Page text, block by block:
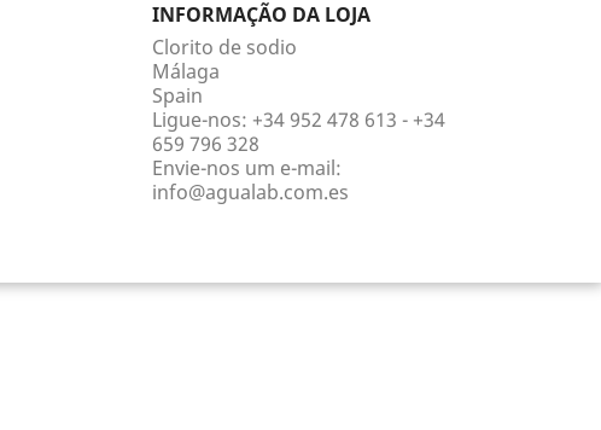
INFORMAÇÃO DA LOJA
Clorito de sodio
Málaga
Spain
Ligue-nos: +34 952 478 613 - +34
659 796 328
Envie-nos um e-mail:
info@agualab.com.es